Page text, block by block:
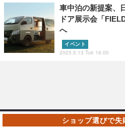
車中泊の新提案、
ドア展示会「
へ
イベント
2025.5.13 Tue 16:00